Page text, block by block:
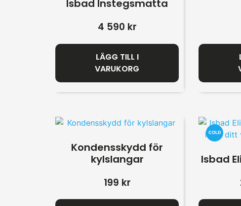
Isbad Instegsmatta
4 590 kr
LÄGG TILL I
VARUKORG
Kondensskydd för
kylslangar
199 kr
COLD
Isbad